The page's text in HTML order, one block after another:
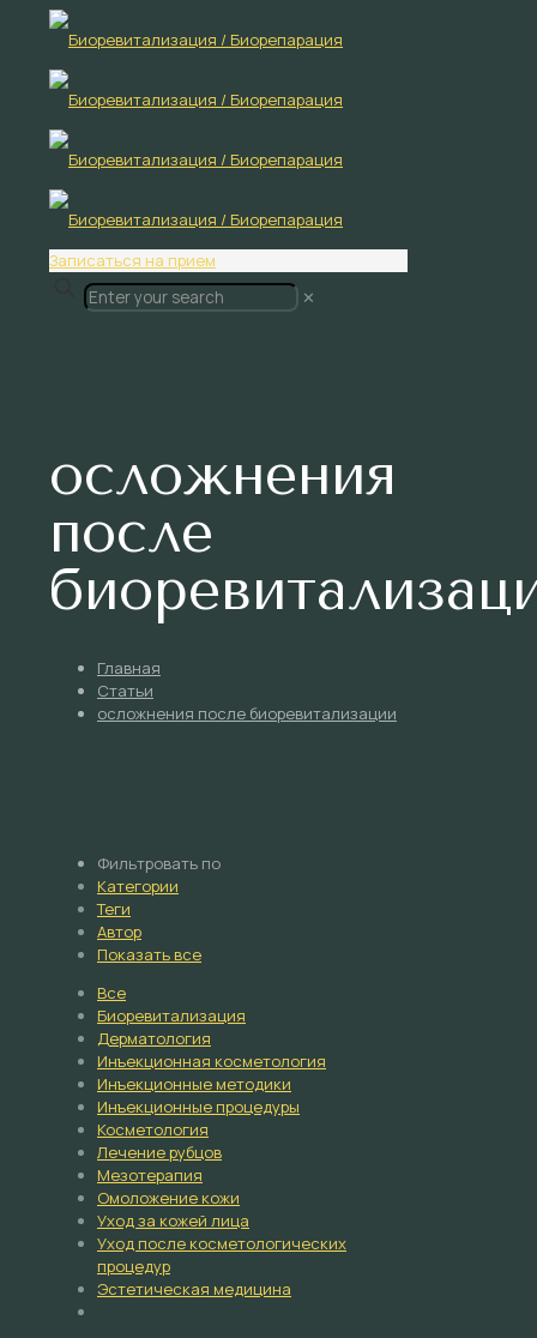
Записаться на прием
✕
осложнения
после
Главная
Статьи
осложнения после биоревитализации
Фильтровать по
Категории
Теги
Автор
Показать все
Все
Биоревитализация
Дерматология
Инъекционная косметология
Инъекционные методики
Инъекционные процедуры
Косметология
Лечение рубцов
Мезотерапия
Омоложение кожи
Уход за кожей лица
Уход после косметологических
процедур
Эстетическая медицина